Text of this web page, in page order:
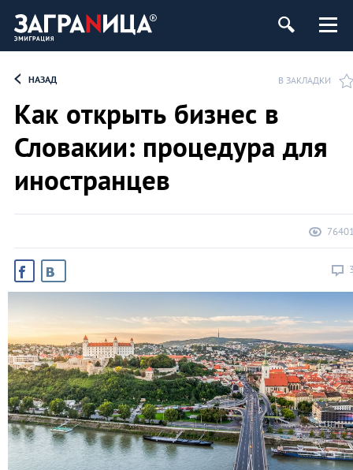
НАЗАД В ЗАКЛАДКИ
Как открыть бизнес в
Словакии: процедура для
иностранцев